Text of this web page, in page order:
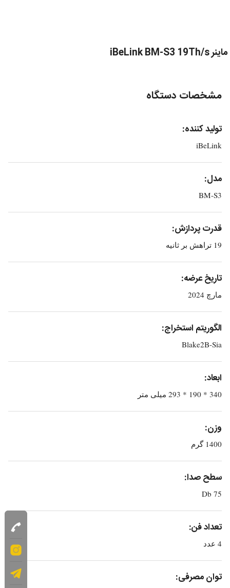
ماینر iBeLink BM-S3 19Th/s
مشخصات دستگاه
تولید کننده:
iBeLink
مدل:
BM-S3
قدرت پردازش:
19 تراهش بر ثانیه
تاریخ عرضه:
مارچ 2024
الگوریتم استخراج:
Blake2B-Sia
ابعاد:
340 * 190 * 293 میلی متر
وزن:
1400 گرم
سطح صدا:
75 Db
تعداد فن:
4 عدد
توان مصرفی: